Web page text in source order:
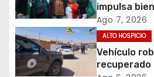
d
e
e
impulsa
adultos
Hospicio
Ago 7, 2026
ALTO HOSPICIO
Vehículo
recuperado